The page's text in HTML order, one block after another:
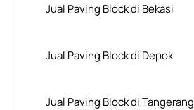
Jual Paving Block di Bekasi
Jual Paving Block di Depok
Jual Paving Block di Tangerang